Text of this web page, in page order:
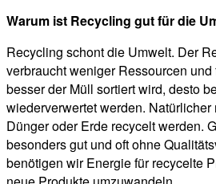
Warum ist Recycling gut für die
Recycling schont die Umwelt. Der
verbraucht weniger Ressourcen
besser der Müll sortiert wird, desto
wiederverwertet werden.
Dünger oder Erde recycelt werden.
besonders gut und oft ohne
benötigen wir Energie für recycelte